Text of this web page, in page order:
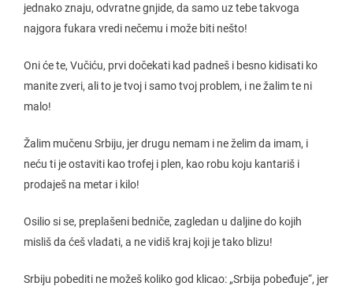
jednako znaju, odvratne gnjide, da samo uz tebe takvoga
najgora fukara vredi nečemu i može biti nešto!
Oni će te, Vučiću, prvi dočekati kad padneš i besno kidisati ko
manite zveri, ali to je tvoj i samo tvoj problem, i ne žalim te ni
malo!
Žalim mučenu Srbiju, jer drugu nemam i ne želim da imam, i
neću ti je ostaviti kao trofej i plen, kao robu koju kantariš i
prodaješ na metar i kilo!
Osilio si se, preplašeni bedniče, zagledan u daljine do kojih
misliš da ćeš vladati, a ne vidiš kraj koji je tako blizu!
Srbiju pobediti ne možeš koliko god klicao: „Srbija pobeđuje“, jer